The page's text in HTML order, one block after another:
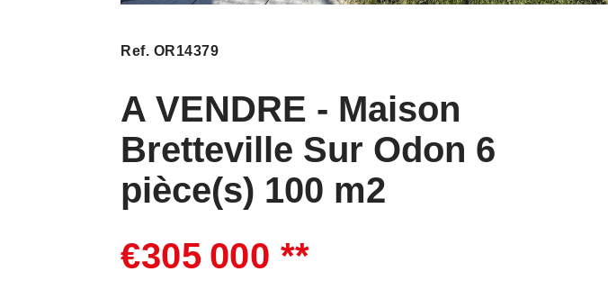
Ref. OR14379
A VENDRE - Maison
Bretteville Sur Odon 6
pièce(s) 100 m2
€305 000 **